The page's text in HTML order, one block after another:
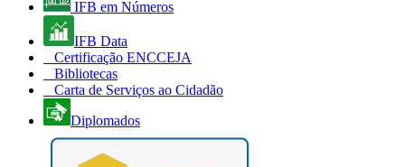
IFB em Números
IFB Data
Certificação ENCCEJA
Bibliotecas
Carta de Serviços ao Cidadão
Diplomados